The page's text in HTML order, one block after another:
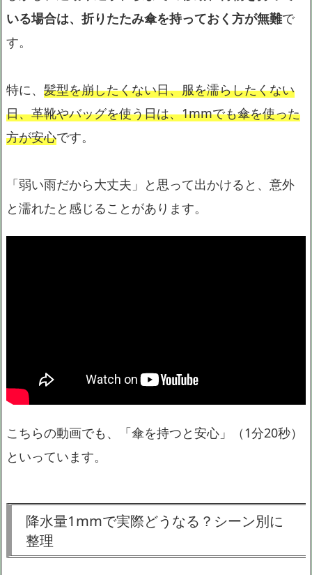
いる場合は、折りたたみ傘を持っておく方が無難で
す。
特に、 髪型を崩したくない日、服を濡らしたくない
日、革靴やバッグを使う日は、1mmでも傘を使った
方が安心です。
「弱い雨だから大丈夫」と思って出かけると、意外
と濡れたと感じることがあります。
こちらの動画でも、「傘を持つと安心」（1分20秒）
といっています。
降水量1mmで実際どうなる？シーン別に
整理